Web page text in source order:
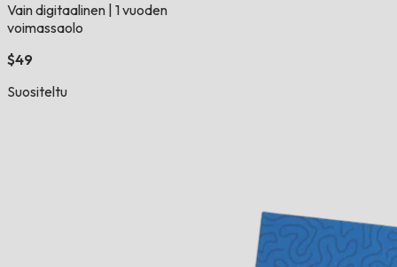
Vain digitaalinen 1 vuoden
voimassaolo
$49
Suositeltu